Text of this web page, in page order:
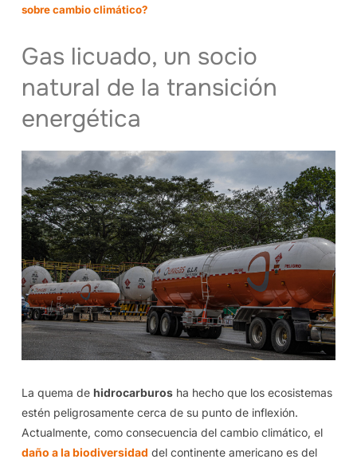
sobre cambio climático?
Gas licuado, un socio
natural de la transición
energética
La quema de hidrocarburosha hecho que los ecosistemas
estén peligrosamente cerca de su punto de inflexión.
Actualmente, como consecuencia del cambio climático, el
daño a la biodiversidad del continente americano es del